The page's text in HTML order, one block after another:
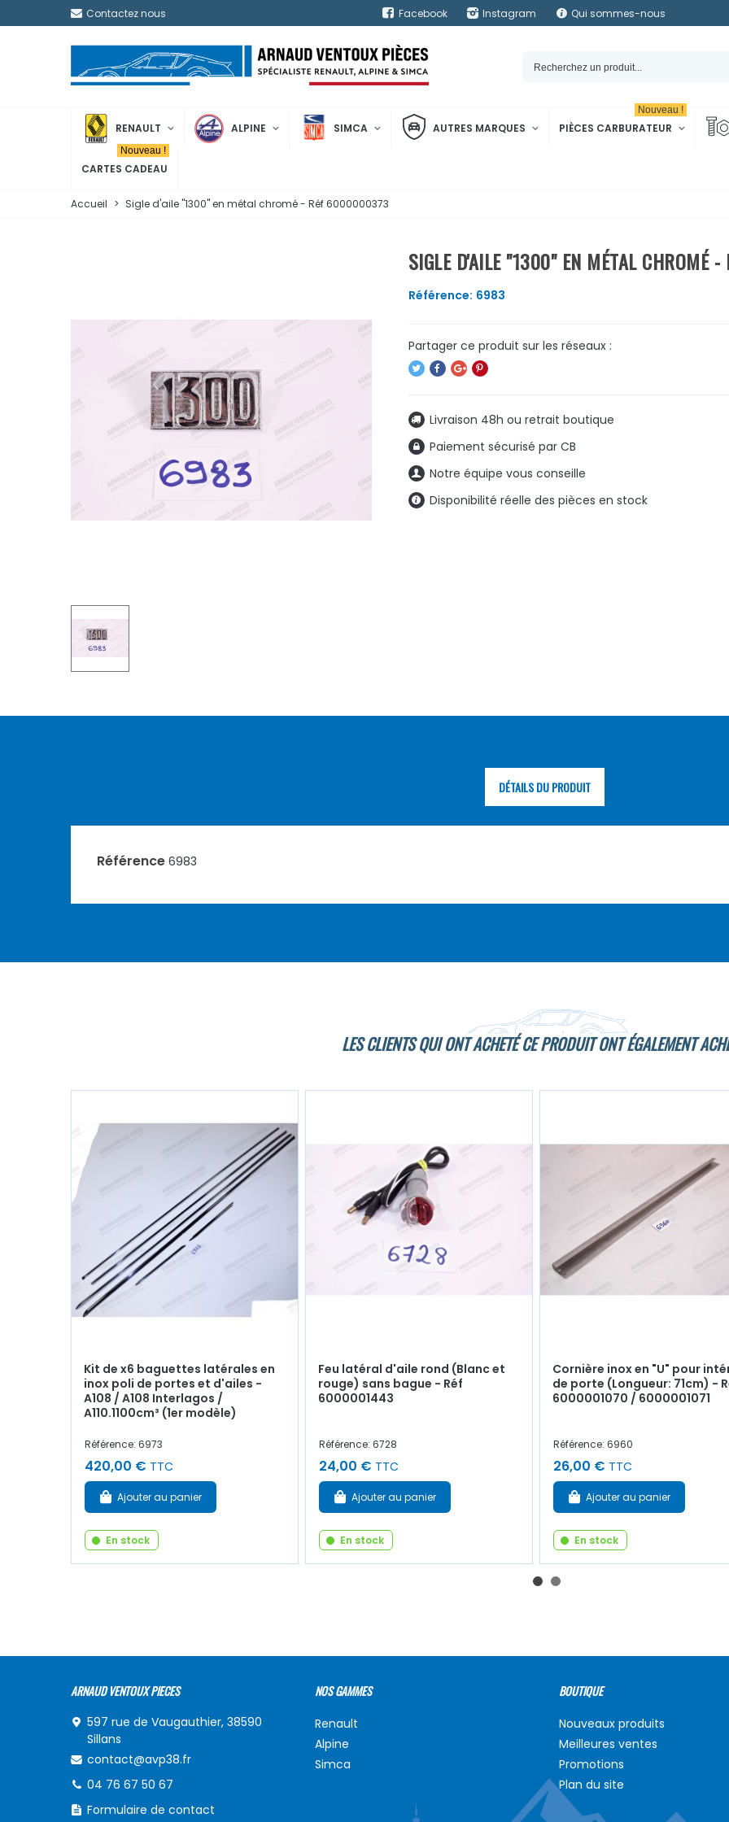
Contactez nous Facebook Instagram Qui sommes-nous
RENAULT ALPINE SIMCA AUTRES MARQUES PIÈCES CARBURATEUR
Nouveau !
CARTES CADEAU
Nouveau !
Accueil > Sigle d'aile "1300" en métal chromé - Réf 6000000373
SIGLE D'AILE "1300" EN MÉTAL CHROMÉ
Référence: 6983
Livraison 48h ou retrait boutique
Paiement sécurisé par CB
Notre équipe vous conseille
Disponibilité réelle des pièces en stock
DÉTAILS DU PRODUIT
Référence 6983
LES CLIENTS QUI ONT ACHETÉ CE PRODUIT ONT ÉGALEMENT
Kit de x6 baguettes latérales en
inox poli de portes et d'ailes -
A108 / A108 Interlagos /
A110.1100cm³ (1er modèle)
Référence: 6973
420,00 € TTC
Ajouter au panier
En stock
Feu latéral d'aile rond (Blanc et
rouge) sans bague - Réf
6000001443
Référence: 6728
24,00 € TTC
Ajouter au panier
En stock
Cornière inox en "U" pour
de porte (Longueur: 71cm) -
6000001070 / 6000001071
Référence: 6960
26,00 € TTC
Ajouter au panier
En stock
ARNAUD VENTOUX PIECES
597 rue de Vaugauthier, 38590
Sillans
contact@avp38.fr
04 76 67 50 67
Formulaire de contact
NOS GAMMES
Renault
Alpine
Simca
BOUTIQUE
Nouveaux produits
Meilleures ventes
Promotions
Plan du site